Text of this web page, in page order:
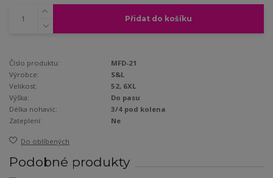
Přidat do košíku
Číslo produktu:
MFD-21
Výrobce:
S&L
Velikost:
52, 6XL
Výška:
Do pasu
Délka nohavic:
3/4 pod kolena
Zateplení:
Ne
Do oblíbených
Podobné produkty